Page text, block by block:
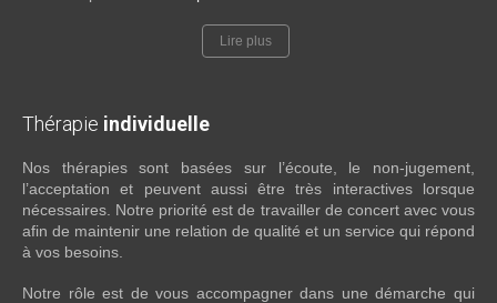
Lire plus
Thérapie individuelle
Nos thérapies sont basées sur l’écoute, le non-jugement,
l’acceptation et peuvent aussi être très interactives lorsque
nécessaires. Notre priorité est de travailler de concert avec vous
afin de maintenir une relation de qualité et un service qui répond
à vos besoins.
Notre rôle est de vous accompagner dans une démarche qui